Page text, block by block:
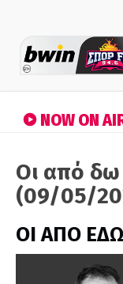
NOW ON
Οι από δω
(09/05/
ΟΙ ΑΠΟ